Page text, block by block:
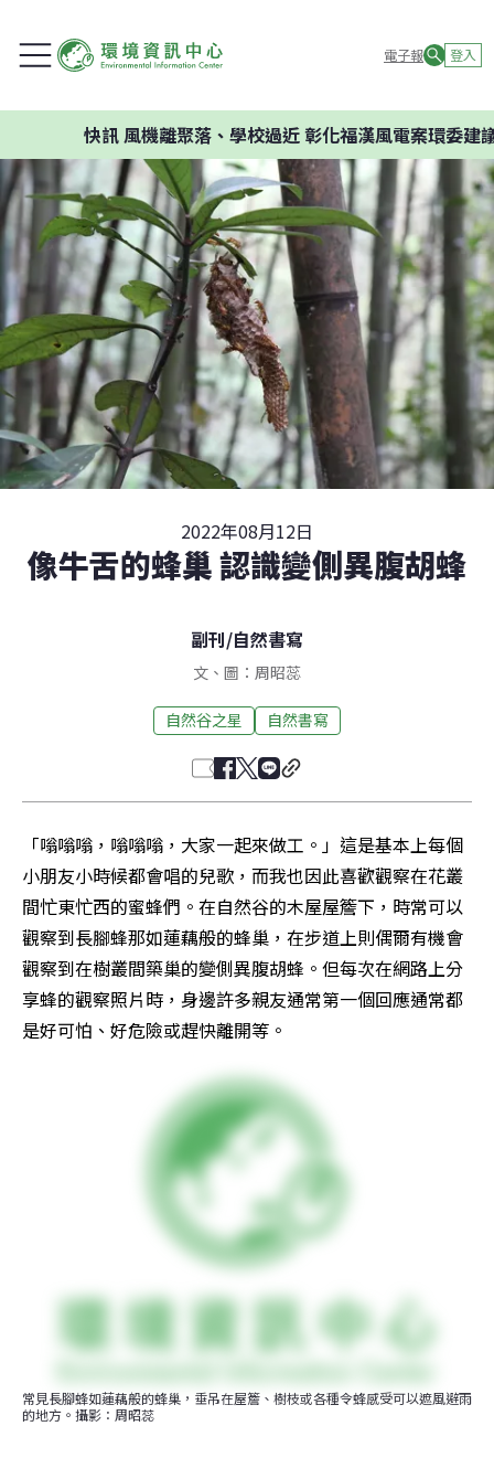
電子報 登入
風機離聚落、學校過近 彰化福漢風電案環委建議不應
2022年08月12日
像牛舌的蜂巢 認識變側異腹胡蜂
副刊/自然書寫
文、圖：周昭蕊
自然谷之星 自然書寫
「嗡嗡嗡，嗡嗡嗡，大家一起來做工。」這是基本上每個
小朋友小時候都會唱的兒歌，而我也因此喜歡觀察在花叢
間忙東忙西的蜜蜂們。在自然谷的木屋屋簷下，時常可以
觀察到長腳蜂那如蓮藕般的蜂巢，在步道上則偶爾有機會
觀察到在樹叢間築巢的變側異腹胡蜂。但每次在網路上分
享蜂的觀察照片時，身邊許多親友通常第一個回應通常都
是好可怕、好危險或趕快離開等。
常見長腳蜂如蓮藕般的蜂巢，垂吊在屋簷、樹枝或各種令蜂感受可以遮風避雨
的地方。攝影：周昭蕊